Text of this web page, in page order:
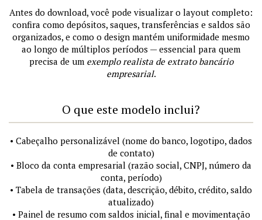
Antes do download, você pode visualizar o layout completo:
confira como depósitos, saques, transferências e saldos são
organizados, e como o design mantém uniformidade mesmo
ao longo de múltiplos períodos — essencial para quem
precisa de um exemplo realista de extrato bancário
empresarial.
O que este modelo inclui?
• Cabeçalho personalizável (nome do banco, logotipo, dados
de contato)
• Bloco da conta empresarial (razão social, CNPJ, número da
conta, período)
• Tabela de transações (data, descrição, débito, crédito, saldo
atualizado)
• Painel de resumo com saldos inicial, final e movimentação